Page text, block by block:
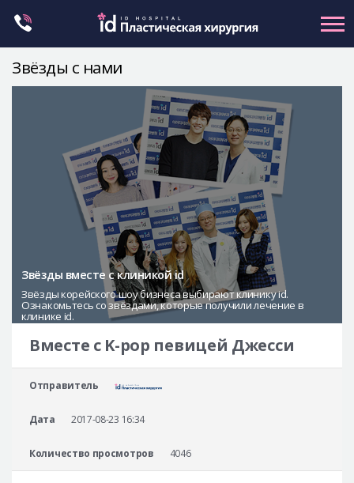
Ринопластика
Пластика глаз
Маммопластика
Контуринг тела
Let Me In
О клинике id
Безопасная хирургия
Консультация
Реальные До/После селфи
Звёзды с нами
Звёзды вместе с клиникой id
Звёзды корейского шоу бизнеса выбирают клинику id.
Ознакомьтесь со звёздами, которые получили лечение в
клинике id.
Вместе с K-pop певицей Джесси
Отправитель
Дата 2017-08-23 16:34
Количество просмотров 4046